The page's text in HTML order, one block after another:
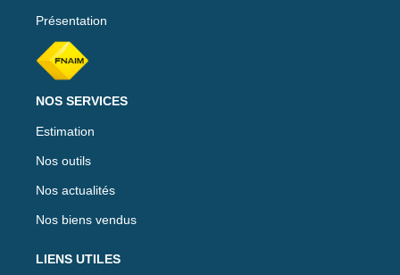
Présentation
NOS SERVICES
Estimation
Nos outils
Nos actualités
Nos biens vendus
LIENS UTILES